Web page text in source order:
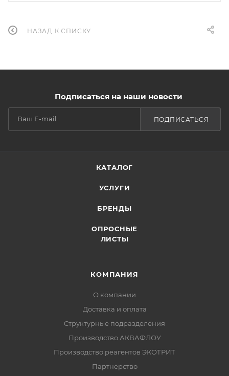
НАЗАД К СПИСКУ
Подписаться на наши новости
ПОДПИСАТЬСЯ
КАТАЛОГ
УСЛУГИ
БРЕНДЫ
ОПРОСНЫЕ
ЛИСТЫ
КОМПАНИЯ
О компании
Доставка и оплата
Структурные подразделения
Производство АКВАФЛОУ
Производство реагентов ЭКОТРИТ
Партнерство